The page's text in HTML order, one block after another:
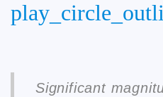
Significant